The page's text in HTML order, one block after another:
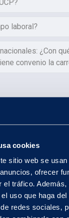
cookies
sitio web se
ofrecer
el tráfico. Además,
uso que haga
redes sociales,
laboral?
¿Con
convenio la
Año 1